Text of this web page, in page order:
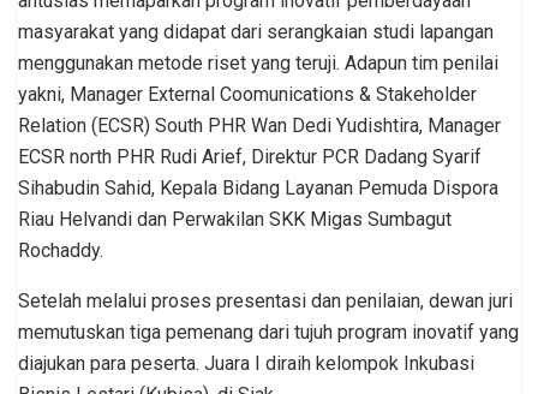
masyarakat yang didapat dari serangkaian studi lapangan
menggunakan metode riset yang teruji. Adapun tim penilai
yakni, Manager External Coomunications & Stakeholder
Relation (ECSR) South PHR Wan Dedi Yudishtira, Manager
ECSR north PHR Rudi Arief, Direktur PCR Dadang Syarif
Sihabudin Sahid, Kepala Bidang Layanan Pemuda Dispora
Riau Helvandi dan Perwakilan SKK Migas Sumbagut
Rochaddy.
Setelah melalui proses presentasi dan penilaian, dewan juri
memutuskan tiga pemenang dari tujuh program inovatif yang
diajukan para peserta. Juara I diraih kelompok Inkubasi